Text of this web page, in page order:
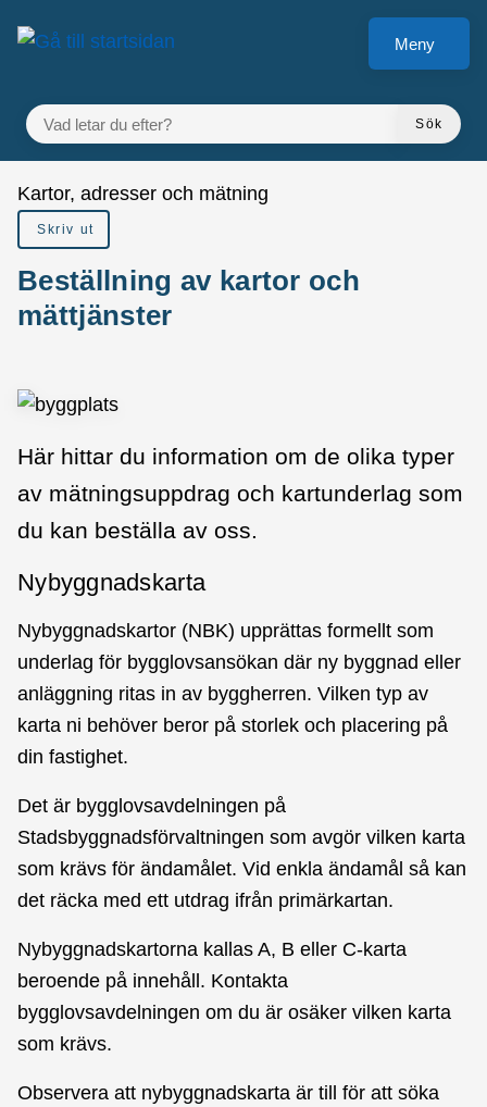
Gå till innehåll
till sidomeny
Meny
VAD LETAR DU EFTER?
Sök
Du är här:
Kartor, adresser och mätning
Skriv ut
Beställning av kartor och
mättjänster
Här hittar du information om de olika typer
av mätningsuppdrag och kartunderlag som
du kan beställa av oss.
Nybyggnadskarta
Nybyggnadskartor (NBK) upprättas formellt som
underlag för bygglovsansökan där ny byggnad eller
anläggning ritas in av byggherren. Vilken typ av
karta ni behöver beror på storlek och placering på
din fastighet.
Det är bygglovsavdelningen på
Stadsbyggnadsförvaltningen som avgör vilken karta
som krävs för ändamålet. Vid enkla ändamål så kan
det räcka med ett utdrag ifrån primärkartan.
Nybyggnadskartorna kallas A, B eller C-karta
beroende på innehåll. Kontakta
bygglovsavdelningen om du är osäker vilken karta
som krävs.
Observera att nybyggnadskarta är till för att söka